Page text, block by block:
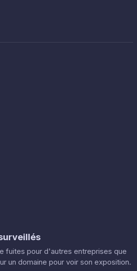
fuites pour d'autres entreprises que
un domaine pour voir son exposition.